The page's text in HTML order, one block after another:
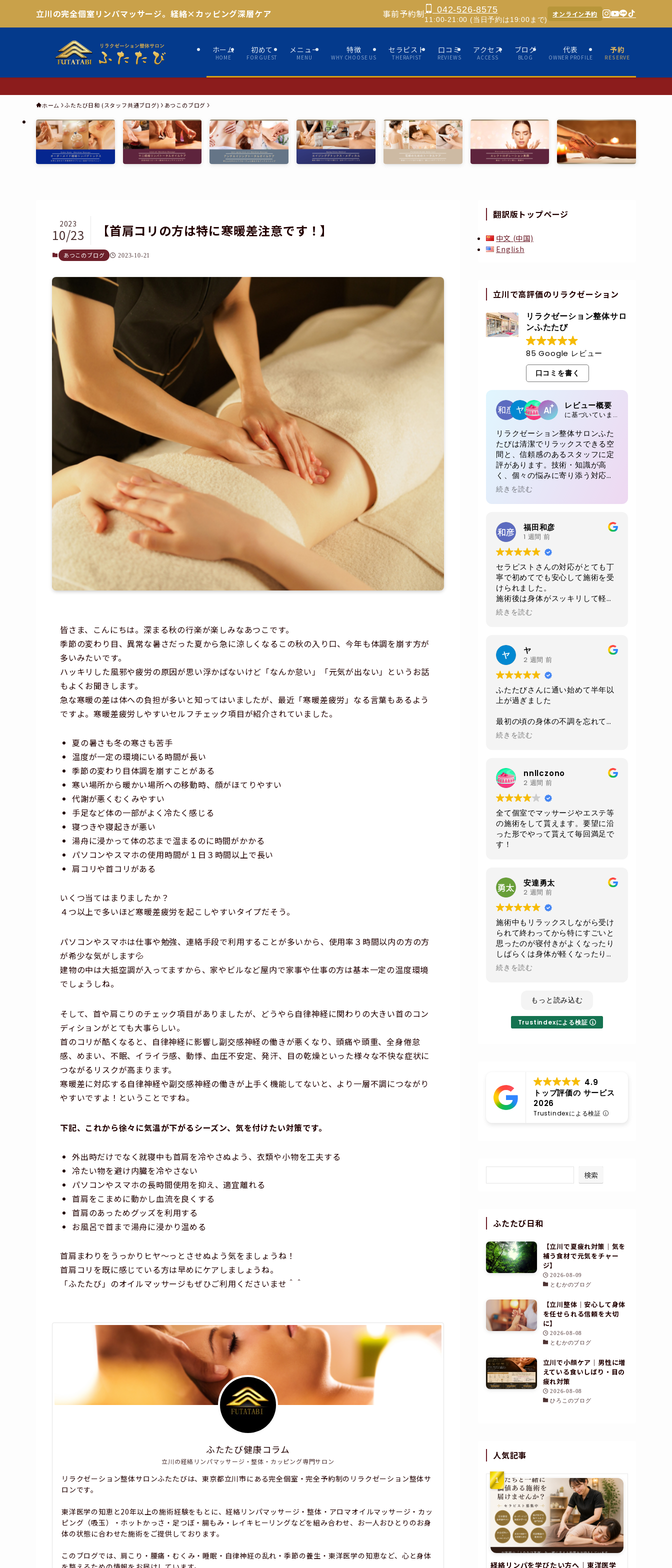
立川の完全個室リンパマッサージ。経絡×カッピング深層ケア 事前予約制 042-526-8575
11:00-21:00 (当日予約は19:00まで)
オンライン予約
ホーム
HOME
初めて
FOR GUEST
メニュー
MENU
特徴
WHY CHOOSE US
セラピスト
THERAPIST
口コミ
REVIEWS
アクセス
ACCESS
ブログ
BLOG
代表
OWNER PROFILE
予約
RESERVE
ホーム ふたたび日和 (スタッフ共通ブログ) あつこのブログ
【首肩コリの方は特に寒暖差注意です！】
2023
10/23
あつこのブログ 2023-10-21
皆さま、こんにちは。深まる秋の行楽が楽しみなあつこです。
季節の変わり目、異常な暑さだった夏から急に涼しくなるこの秋の入り口、今年も体調を崩す方が
多いみたいです。
ハッキリした風邪や疲労の原因が思い浮かばないけど「なんか怠い」「元気が出ない」というお話
もよくお聞きします。
急な寒暖の差は体への負担が多いと知ってはいましたが、最近「寒暖差疲労」なる言葉もあるよう
ですよ。寒暖差疲労しやすいセルフチェック項目が紹介されていました。
夏の暑さも冬の寒さも苦手
温度が一定の環境にいる時間が長い
季節の変わり目体調を崩すことがある
寒い場所から暖かい場所への移動時、顔がほてりやすい
代謝が悪くむくみやすい
手足など体の一部がよく冷たく感じる
寝つきや寝起きが悪い
湯舟に浸かって体の芯まで温まるのに時間がかかる
パソコンやスマホの使用時間が１日３時間以上で長い
肩コリや首コリがある
いくつ当てはまりましたか？
４つ以上で多いほど寒暖差疲労を起こしやすいタイプだそう。
パソコンやスマホは仕事や勉強、連絡手段で利用することが多いから、使用率３時間以内の方の方
が希少な気がします💦
建物の中は大抵空調が入ってますから、家やビルなど屋内で家事や仕事の方は基本一定の温度環境
でしょうしね。
そして、首や肩こりのチェック項目がありましたが、どうやら自律神経に関わりの大きい首のコン
ディションがとても大事らしい。
首のコリが酷くなると、自律神経に影響し副交感神経の働きが悪くなり、頭痛や頭重、全身倦怠
感、めまい、不眠、イライラ感、動悸、血圧不安定、発汗、目の乾燥といった様々な不快な症状に
つながるリスクが高まります。
寒暖差に対応する自律神経や副交感神経の働きが上手く機能してないと、より一層不調につながり
やすいですよ！ということですね。
下記、これから徐々に気温が下がるシーズン、気を付けたい対策です。
外出時だけでなく就寝中も首肩を冷やさぬよう、衣類や小物を工夫する
冷たい物を避け内臓を冷やさない
パソコンやスマホの長時間使用を抑え、適宜離れる
首肩をこまめに動かし血流を良くする
首肩のあっためグッズを利用する
お風呂で首まで湯舟に浸かり温める
首肩まわりをうっかりヒヤ～っとさせぬよう気をましょうね！
首肩コリを既に感じている方は早めにケアしましょうね。
「ふたたび」のオイルマッサージもぜひご利用くださいませ＾＾
ふたたび健康コラム
立川の経絡リンパマッサージ・整体・カッピング専門サロン
リラクゼーション整体サロンふたたびは、東京都立川市にある完全個室・完全予約制のリラクゼーション整体サ
ロンです。
東洋医学の知恵と20年以上の施術経験をもとに、経絡リンパマッサージ・整体・アロマオイルマッサージ・カッ
ピング（吸玉）・ホットかっさ・足つぼ・腸もみ・レイキヒーリングなどを組み合わせ、お一人おひとりのお身
体の状態に合わせた施術をご提供しております。
このブログでは、肩こり・腰痛・むくみ・睡眠・自律神経の乱れ・季節の養生・東洋医学の知恵など、心と身体
翻訳版トップページ
中文 (中国)
English
立川で高評価のリラクゼーション
リラクゼーション整体サロ
ンふたたび
85 Google レビュー
口コミを書く
レビュー概要
に基づいています 85 レビュー
リラクゼーション整体サロンふた
たびは清潔でリラックスできる空
間と、信頼感のあるスタッフに定
評があります。技術・知識が高
く、個々の悩みに寄り添う対応が
魅力。初回でも、毎回でも満足感
が得られると多くの方が絶賛。リ
ピート率が高い理由が感じられる
続きを読む
福田和彦
1 週間 前
セラピストさんの対応がとても丁
寧で初めてでも安心して施術を受
けられました。
施術後は身体がスッキリして軽く
なりました。
当日に2週間後の予約をお願いし
れており非常に清潔感がありま
す。おすすめお店です。
続きを読む
ヤ
2 週間 前
ふたたびさんに通い始めて半年以
上が過ぎました
最初の頃の身体の不調を忘れてし
まうくらい
今は身体も軽くなり毎日楽しく過
施術、環境、セラピストさんの対
応、
毎回いつも全てにおいて素晴らし
いの一言です
あと施術前と後にいただけるルイ
ボスティーが自分は大好きです
さんになってしまったので
クワトロでお腹周りをメインに継
続でお願いして
少しでもお腹周りがスッキリ出来
たらいいなと思います
不眠気味の時のレイキは寝てしま
うくらいすごい癒されるので
その時はまたレイキもよろしくお
願いします
いつも丁寧な施術に対応ありがと
うございます
続きを読む
nnllczono
2 週間 前
全て個室でマッサージやエステ等
の施術をして貰えます。要望に沿
った形でやって貰えて毎回満足で
す！
安達勇太
2 週間 前
施術中もリラックスしながら受け
られて終わってから特にすごいと
思ったのが寝付きがよくなったり
しばらくは身体が軽くなったり全
身の血流が良くなったのが実感で
きてとても良かったです！
続きを読む
もっと読み込む
Trustindexによる検証
4.9
トップ評価の サービス
2026
Trustindexによる検証
検索
ふたたび日和
【立川で夏疲れ対策｜気を
補う食材で元気をチャー
ジ】
2026-08-09
とむかのブログ
【立川整体｜安心して身体
を任せられる信頼を大切
に】
2026-08-08
とむかのブログ
立川で小顔ケア｜男性に増
えている食いしばり・目の
疲れ対策
2026-08-08
ひろこのブログ
人気記事
経絡リンパを学びたい方へ｜東洋医学